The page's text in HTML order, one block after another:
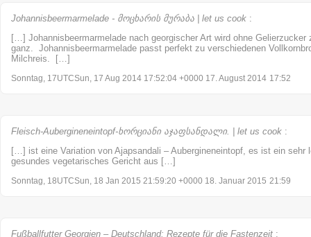
Johannisbeermarmelade - მოცხარის მურაბა | let us cook :
[…] Johannisbeermarmelade nach georgischer Art wird ohne Gelierzucker
ganz. Johannisbeermarmelade passt perfekt zu verschiedenen
Milchreis. […]
Sonntag, 17UTCSun, 17 Aug 2014 17:52:04 +0000 17. August 2014 17:52
Fleisch-Aubergineneintopf-ხორციანი აჯაფსანდალი. | let us cook :
[…] ist eine Variation von Ajapsandali – Aubergineneintopf, es ist ein sehr
gesundes vegetarisches Gericht aus […]
Sonntag, 18UTCSun, 18 Jan 2015 21:59:20 +0000 18. Januar 2015 21:59
Fußballfutter Georgien – Deutschland: Rezepte für die Fastenzeit :